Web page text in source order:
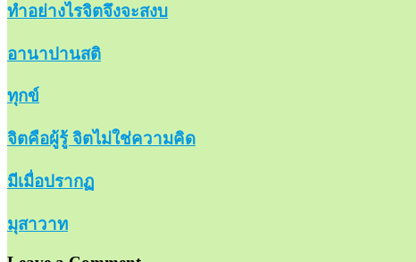
ทำอย่างไรจิตจึงจะสงบ
อานาปานสติ
ทุกข์
จิตคือผู้รู้ จิตไม่ใช่ความคิด
มีเมื่อปรากฏ
มุสาวาท